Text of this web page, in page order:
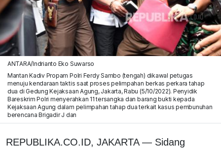
ANTARA/Indrianto Eko Suwarso
Mantan Kadiv Propam Polri Ferdy Sambo (tengah) dikawal petugas
menuju kendaraan taktis saat proses pelimpahan berkas perkara tahap
dua di Gedung Kejaksaan Agung, Jakarta, Rabu (5/10/2022). Penyidik
Bareskrim Polri menyerahkan 11 tersangka dan barang bukti kepada
Kejaksaan Agung dalam pelimpahan tahap dua terkait kasus pembunuhan
berencana Brigadir J dan
REPUBLIKA.CO.ID, JAKARTA — Sidang